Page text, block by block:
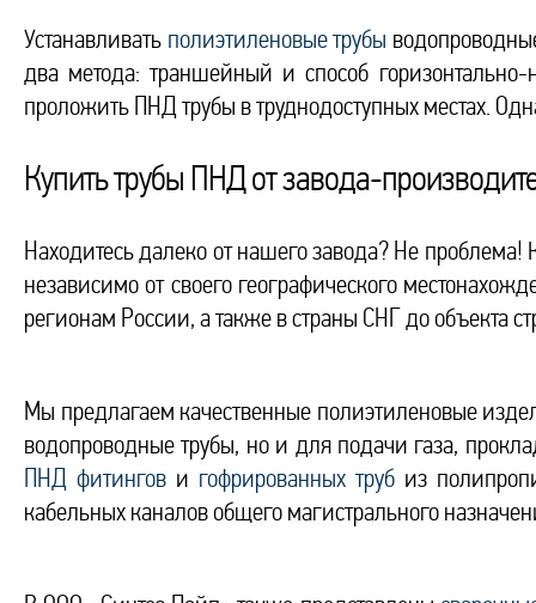
Устанавливать полиэтиленовые трубы
два метода: траншейный и способ
проложить ПНД трубы в труднодоступных местах.
Купить трубы ПНД от завода-
Находитесь далеко от нашего завода? Не
независимо от своего географического
регионам России, а также в страны СНГ до объекта
Мы предлагаем качественные полиэтиленовые
водопроводные трубы, но и для подачи газа,
ПНД фитингов и гофрированных труб из
кабельных каналов общего магистрального